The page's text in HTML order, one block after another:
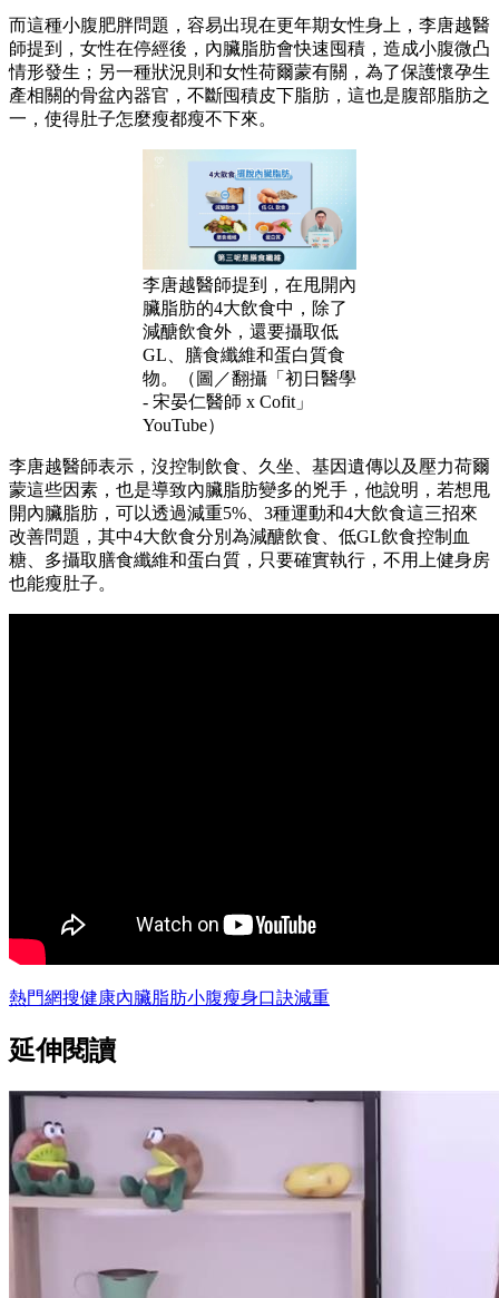
而這種小腹肥胖問題，容易出現在更年期女性身上，李唐越醫
師提到，女性在停經後，內臟脂肪會快速囤積，造成小腹微凸
情形發生；另一種狀況則和女性荷爾蒙有關，為了保護懷孕生
產相關的骨盆內器官，不斷囤積皮下脂肪，這也是腹部脂肪之
一，使得肚子怎麼瘦都瘦不下來。
李唐越醫師提到，在甩開內
臟脂肪的4大飲食中，除了
減醣飲食外，還要攝取低
GL、膳食纖維和蛋白質食
物。（圖／翻攝「初日醫學
- 宋晏仁醫師 x Cofit」
YouTube）
李唐越醫師表示，沒控制飲食、久坐、基因遺傳以及壓力荷爾
蒙這些因素，也是導致內臟脂肪變多的兇手，他說明，若想甩
開內臟脂肪，可以透過減重5%、3種運動和4大飲食這三招來
改善問題，其中4大飲食分別為減醣飲食、低GL飲食控制血
糖、多攝取膳食纖維和蛋白質，只要確實執行，不用上健身房
也能瘦肚子。
熱門網搜健康內臟脂肪小腹瘦身口訣減重
延伸閱讀